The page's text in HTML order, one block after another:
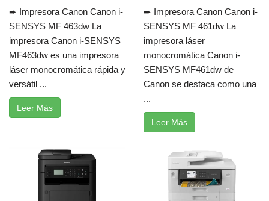
➨ Impresora Canon Canon i-
SENSYS MF 463dw La
impresora Canon i-SENSYS
MF463dw es una impresora
láser monocromática rápida y
versátil ...
Leer Más
➨ Impresora Canon Canon i-
SENSYS MF 461dw La
impresora láser
monocromática Canon i-
SENSYS MF461dw de
Canon se destaca como una
...
Leer Más